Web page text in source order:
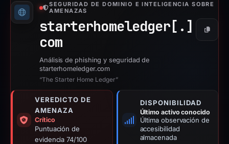
SEGURIDAD DE DOMINIO E INTELIGENCIA SOBRE
AMENAZAS
starterhomeledger[.]
com
Copiar
Análisis de phishing y seguridad de
starterhomeledger.com
“The Starter Home Ledger”
VEREDICTO DE
AMENAZA
Crítico
Puntuación de
evidencia 74/100
DISPONIBILIDAD
Último activo conocido
Última observación de
accesibilidad
almacenada